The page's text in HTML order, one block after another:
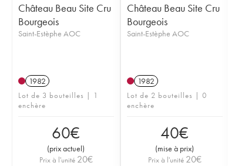
Château Beau Site Cru
Bourgeois
Saint-Estèphe AOC
1982
Lot de 3 bouteilles | 1
enchère
60€
(prix actuel)
Prix à l'unité 20€
Château Beau Site Cru
Bourgeois
Saint-Estèphe AOC
1982
Lot de 2 bouteilles | 0
enchère
40€
(mise à prix)
Prix à l'unité 20€